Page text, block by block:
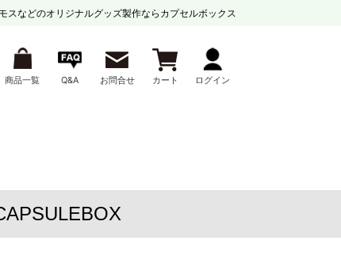
スなどのオリジナルグッズ製作ならカプセルボックス
商品一覧 Q&A お問合せ カート ログイン